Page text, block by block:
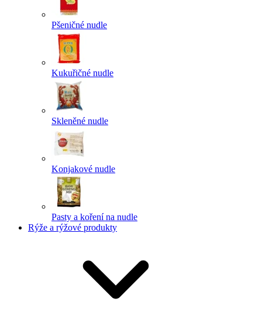
Pšeničné nudle
Kukuřičné nudle
Skleněné nudle
Konjakové nudle
Pasty a koření na nudle
Rýže a rýžové produkty